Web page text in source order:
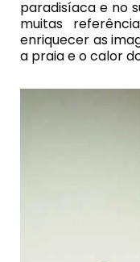
paradisíaca e no
muitas
enriquecer as
a praia e o calor